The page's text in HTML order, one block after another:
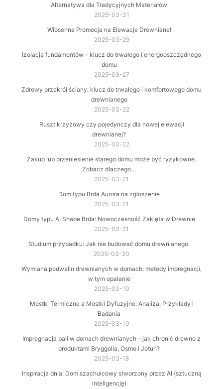
Alternatywa dla Tradycyjnych Materiałów
2025-03-31
Wiosenna Promocja na Elewacje Drewniane!
2025-03-29
Izolacja fundamentów – klucz do trwałego i energooszczędnego
domu
2025-03-27
Zdrowy przekrój ściany: klucz do trwałego i komfortowego domu
drewnianego
2025-03-22
Ruszt krzyżowy czy pojedynczy dla nowej elewacji
drewnianej?
2025-03-22
Zakup lub przeniesienie starego domu może być ryzykowne.
Zobacz dlaczego…
2025-03-21
Dom typu Brda Aurora na zgłoszenie
2025-03-21
Domy typu A-Shape Brda: Nowoczesność Zaklęta w Drewnie
2025-03-21
Studium przypadku: Jak nie budować domu drewnianego.
2025-03-20
Wymiana podwalin drewnianych w domach: metody impregnacji,
w tym opalanie
2025-03-19
Mostki Termiczne a Mostki Dyfuzyjne: Analiza, Przykłady i
Badania
2025-03-19
Impregnacja bali w domach drewnianych – jak chronić drewno z
produktami Bryggolia, Osmo i Jotun?
2025-03-18
Inspiracja dnia: Dom szachulcowy stworzony przez AI (sztuczną
inteligencję)